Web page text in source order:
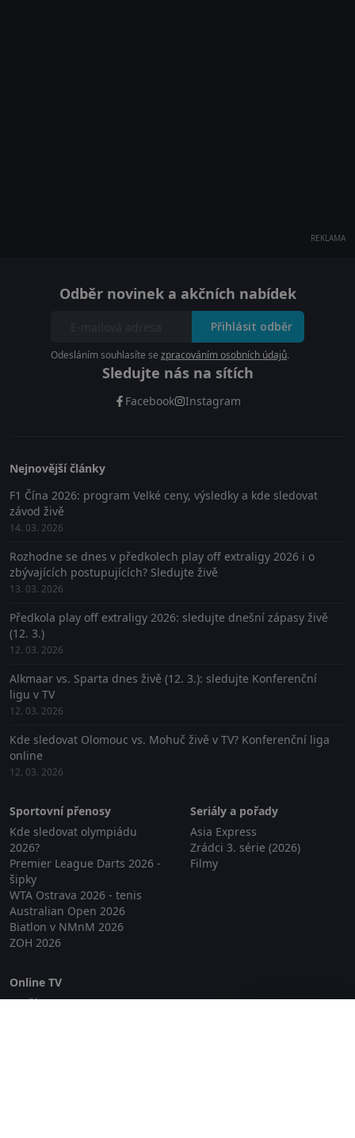
REKLAMA
Odběr novinek a akčních nabídek
Přihlásit odběr
Odesláním souhlasíte se zpracováním osobních údajů.
Sledujte nás na sítích
Facebook Instagram
Nejnovější články
F1 Čína 2026: program Velké ceny, výsledky a kde sledovat
závod živě
14. 03. 2026
Rozhodne se dnes v předkolech play off extraligy 2026 i o
zbývajících postupujících? Sledujte živě
13. 03. 2026
Předkola play off extraligy 2026: sledujte dnešní zápasy živě
(12. 3.)
12. 03. 2026
Alkmaar vs. Sparta dnes živě (12. 3.): sledujte Konferenční
ligu v TV
12. 03. 2026
Kde sledovat Olomouc vs. Mohuč živě v TV? Konferenční liga
online
12. 03. 2026
Sportovní přenosy
Kde sledovat olympiádu
2026?
Premier League Darts 2026 -
šipky
WTA Ostrava 2026 - tenis
Australian Open 2026
Biatlon v NMnM 2026
ZOH 2026
Seriály a pořady
Asia Express
Zrádci 3. série (2026)
Filmy
Online TV
Lepší.TV